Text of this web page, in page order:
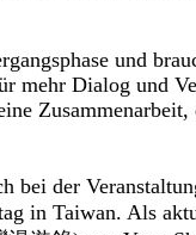
und
mehr Dialog und
bei der
in Taiwan. Als